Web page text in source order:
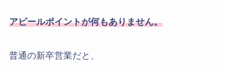
アピールポイントが何もありません。
普通の新卒営業だと、